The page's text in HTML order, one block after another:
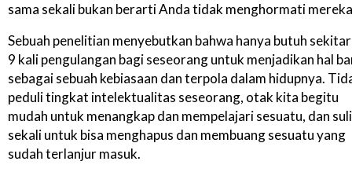
sama sekali bukan berarti Anda tidak menghormati
Sebuah penelitian menyebutkan bahwa hanya butuh
9 kali pengulangan bagi seseorang untuk menjadikan hal
sebagai sebuah kebiasaan dan terpola dalam hidupnya.
peduli tingkat intelektualitas seseorang, otak kita begitu
mudah untuk menangkap dan mempelajari sesuatu, dan
sekali untuk bisa menghapus dan membuang sesuatu yang
sudah terlanjur masuk.